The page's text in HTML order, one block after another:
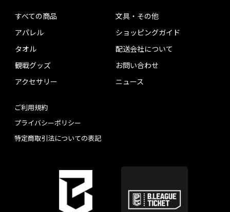
すべての商品
アパレル
タオル
観戦グッズ
アクセサリー
文具・その他
ショッピングガイド
配送会社について
お問い合わせ
ニュース
ご利用規約
プライバシーポリシー
特定商取引法についての表記